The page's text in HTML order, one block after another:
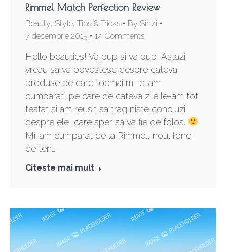
Rimmel Match Perfection Review
Beauty, Style, Tips & Tricks By Sinzi
7 decembrie 2015
14 Comments
Hello beauties! Va pup si va pup! Astazi
vreau sa va povestesc despre cateva
produse pe care tocmai mi le-am
cumparat, pe care de cateva zile le-am tot
testat si am reusit sa trag niste concluzii
despre ele, care sper sa va fie de folos.
Mi-am cumparat de la Rimmel, noul fond
de ten…
Citeste mai mult